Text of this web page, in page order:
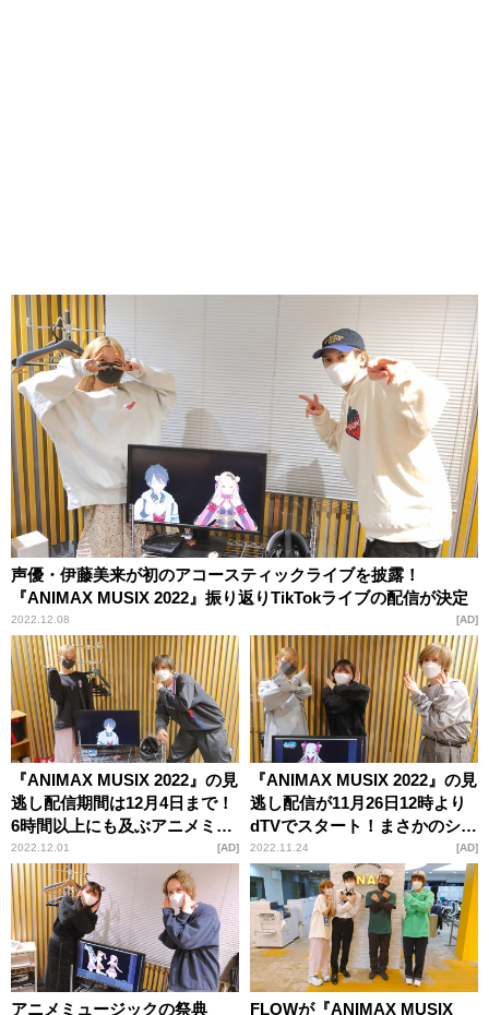
声優・伊藤美来が初のアコースティックライブを披露！
『ANIMAX MUSIX 2022』振り返りTikTokライブの配信が決定
2022.12.08 AD
『ANIMAX MUSIX 2022』の見
逃し配信期間は12月4日まで！
6時間以上にも及ぶアニメミュ
ージックの祭典の見どころを
紹介
2022.12.01 AD
『ANIMAX MUSIX 2022』の見
逃し配信が11月26日12時より
dTVでスタート！まさかのシー
クレットゲストに会場も大興
奮
2022.11.24 AD
アニメミュージックの祭典 FLOWが『ANIMAX MUSIX